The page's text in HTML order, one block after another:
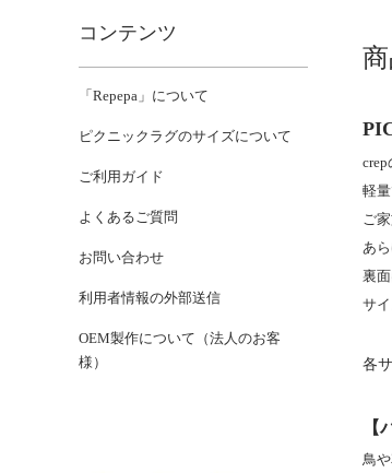
軽
ご
あ
裏
サ
各
【
鳥
コンテンツ
「Repepa」について
ピクニックラグのサイズについて
ご利用ガイド
よくあるご質問
お問い合わせ
利用者情報の外部送信
OEM製作について（法人のお客
様）